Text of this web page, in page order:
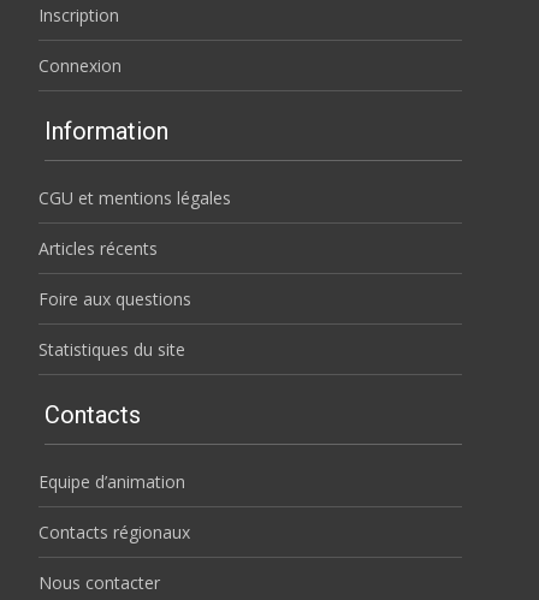
Inscription
Connexion
Information
CGU et mentions légales
Articles récents
Foire aux questions
Statistiques du site
Contacts
Equipe d’animation
Contacts régionaux
Nous contacter